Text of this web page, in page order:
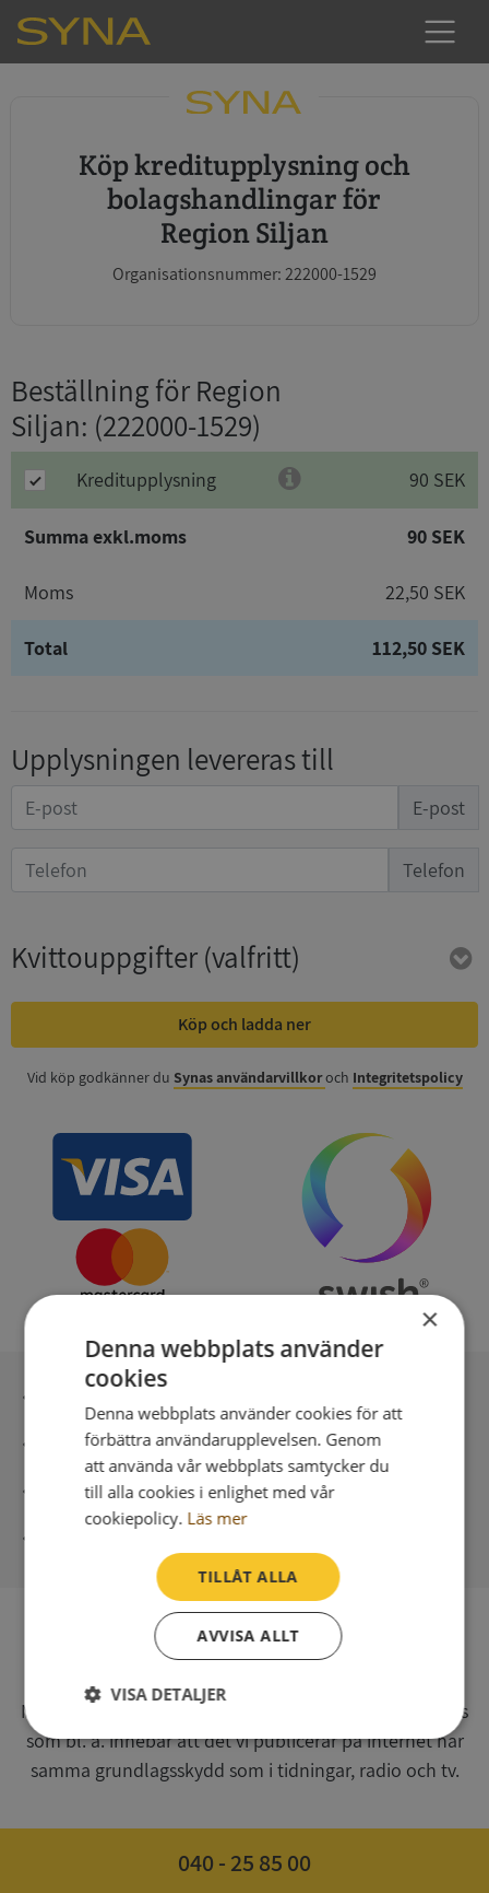
Köp kreditupplysning och
bolagshandlingar för
Region Siljan
Organisationsnummer: 222000-1529
Beställning för Region
Siljan: (222000-1529)
Kreditupplysning 90 SEK
Summa exkl.moms 90 SEK
Moms 22,50 SEK
Total 112,50 SEK
Upplysningen levereras till
E-post
Telefon
Kvittouppgifter(valfritt)
Köp och ladda ner
Vid köp godkänner du Synas användarvillkoroch Integritetspolicy
Säker betalning med stripe
Direkt digital leverans
Syna har för webbplatsen www.syna.se ett av
Myndigheten för press, radio och tv s.k. utgivningsbevis
som bl. a. innebär att det vi publicerar på internet har
samma grundlagsskydd som i tidningar, radio och tv.
040 - 25 85 00
×
Denna webbplats använder
cookies
Denna webbplats använder cookies för att
förbättra användarupplevelsen. Genom
att använda vår webbplats samtycker du
till alla cookies i enlighet med vår
cookiepolicy. Läs mer
TILLÅT ALLA
AVVISA ALLT
VISA DETALJER
Strikt
nödvändigt
Prestanda Inriktning